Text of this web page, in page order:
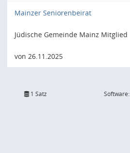
Mainzer Seniorenbeirat
Jüdische Gemeinde Mainz Mitglied
von 26.11.2025
1 Satz Software: